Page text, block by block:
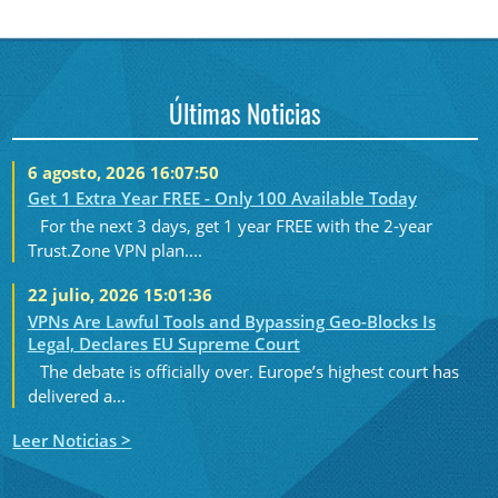
Últimas Noticias
6 agosto, 2026 16:07:50
Get 1 Extra Year FREE - Only 100 Available Today
For the next 3 days, get 1 year FREE with the 2-year
Trust.Zone VPN plan....
22 julio, 2026 15:01:36
VPNs Are Lawful Tools and Bypassing Geo-Blocks Is
Legal, Declares EU Supreme Court
The debate is officially over. Europe’s highest court has
delivered a...
Leer Noticias >